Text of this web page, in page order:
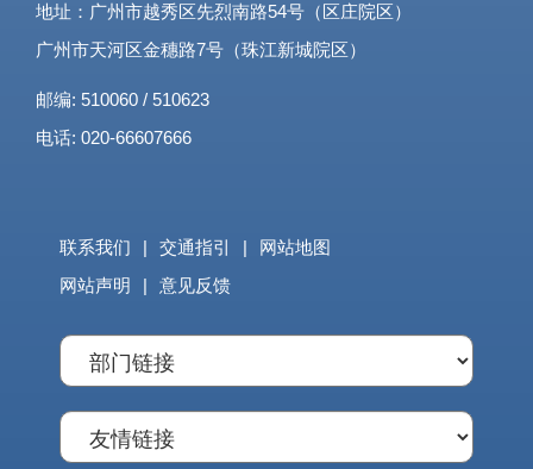
地址：广州市越秀区先烈南路54号（区庄院区）
广州市天河区金穗路7号（珠江新城院区）
邮编: 510060 / 510623
电话: 020-66607666
联系我们 交通指引
网站地图
网站声明
意见反馈